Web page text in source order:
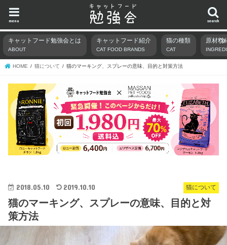
search
menu
キャットフード勉強会とは
ABOUT
キャットフード紹介
CAT FOOD BRANDS
猫の種類
CAT
原材料
HOME 猫について 猫のマーキング、スプレーの意味、目的と対策方法
猫について
2018.05.10 2019.10.10
猫のマーキング、スプレーの意味、目的と対
策方法